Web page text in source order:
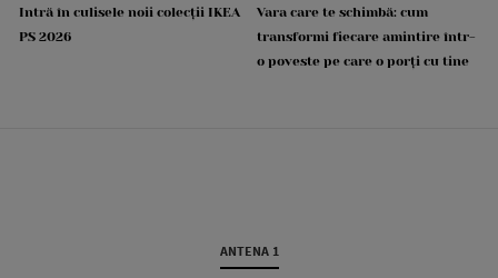
Intră în culisele noii colecții IKEA
PS 2026
Vara care te schimbă: cum
transformi fiecare amintire într-
o poveste pe care o porți cu tine
ANTENA 1